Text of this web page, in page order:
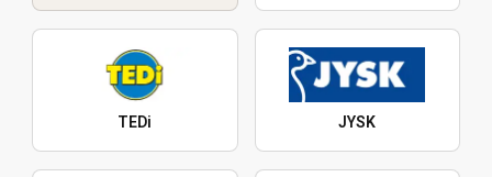
TEDi JYSK